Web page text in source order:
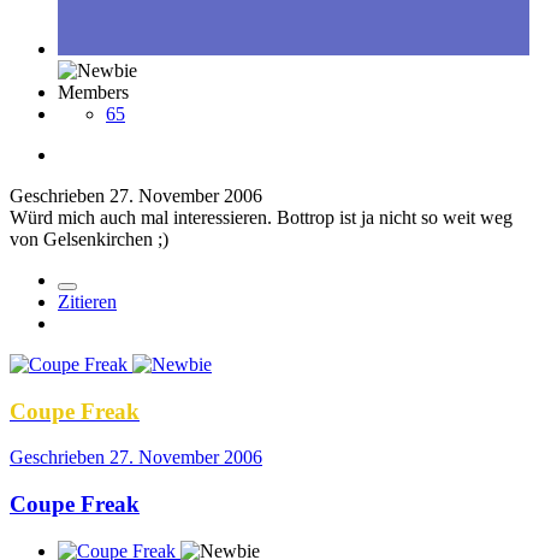
Members
65
Geschrieben 27. November 2006
Würd mich auch mal interessieren. Bottrop ist ja nicht so weit weg
von Gelsenkirchen ;)
Zitieren
Coupe Freak
Geschrieben 27. November 2006
Coupe Freak